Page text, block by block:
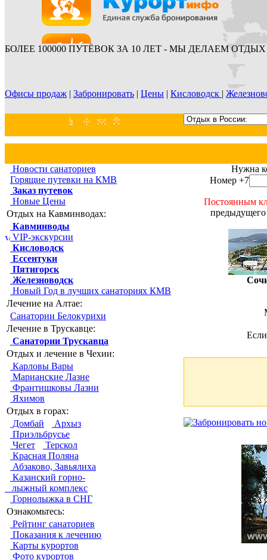
БОЛЕЕ 100000 ПУТЁВОК ЗА 10 ЛЕТ - МЫ ДЕЛАЕМ ОТДЫХ
Офисы продаж | Забронировать | Цены | Кисловодск |
Новости санаториев
Горящие путевки на КМВ
Заказ путевок
Новые Цены
Отдых на Кавминводах:
Кавминводы
VIP-экскурсии
Кисловодск
Ессентуки
Пятигорск
Железноводск
Новый Год в лучших санаториях КМВ
Лечение на Алтае:
Санатории Белокурихи
Лечение в Трускавце:
Санатории Трускавца
Отдых и лечение в Чехии:
Карловы Вары
Марианские Лазне
Франтишковы Лазни
Яхимов
Отдых в горах:
Домбай
Архыз
Приэльбрусье
Чегет
Терскол
Красная Поляна
Абзаково, Завьялиха
Казанский горно-
лыжный комплекс
Горнолыжка в СНГ
Ознакомьтесь:
Рейтинг санаториев
Показания к лечению
Карты курортов
Фото курортов
Нужна
Номер +7
Постоянным
предыдущего